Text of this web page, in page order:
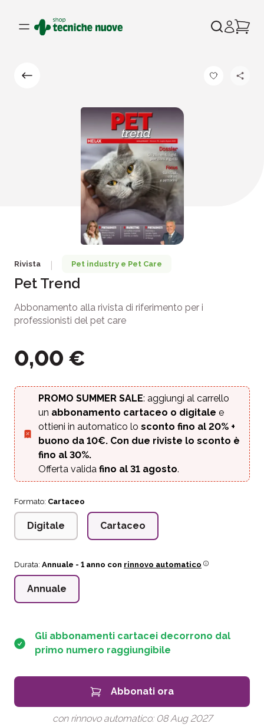
Rivista Pet industry e Pet Care
Pet Trend
Abbonamento alla rivista di riferimento per i
professionisti del pet care
0,00 €
PROMO SUMMER SALE: aggiungi al carrello
un abbonamento cartaceo o digitale e
ottieni in automatico lo sconto fino al 20% +
buono da 10€. Con due riviste lo sconto è
fino al 30%.
Offerta valida fino al 31 agosto.
Formato: Cartaceo
Digitale Cartaceo
Durata: Annuale - 1 anno con rinnovo automatico
Annuale
Gli abbonamenti cartacei decorrono dal
primo numero raggiungibile
Abbonati ora
con rinnovo automatico: 08 Aug 2027